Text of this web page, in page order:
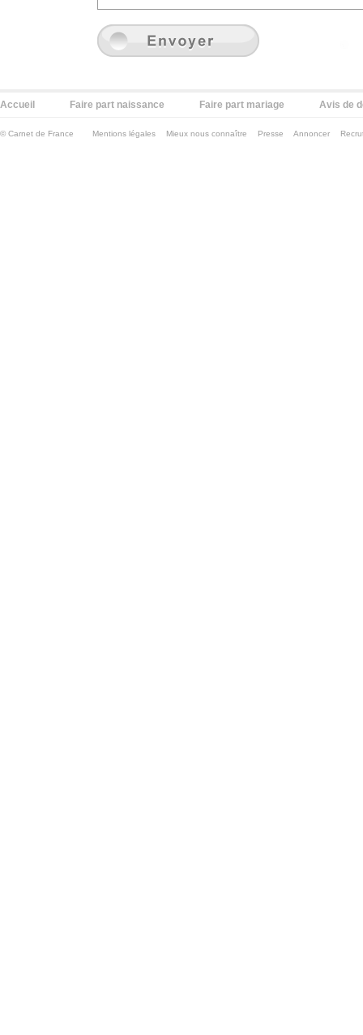
Accueil Faire part naissance Faire part mariage Avis de
© Carnet de France Mentions légales Mieux nous connaître Presse Annoncer